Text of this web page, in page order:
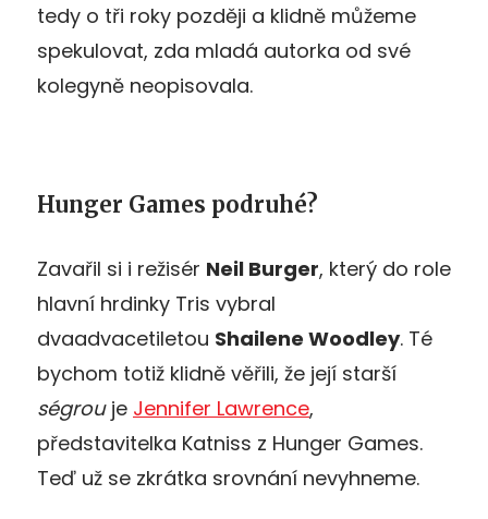
tedy o tři roky později a klidně můžeme
spekulovat, zda mladá autorka od své
kolegyně neopisovala.
Hunger Games podruhé?
Zavařil si i režisér Neil Burger, který do role
hlavní hrdinky Tris vybral
dvaadvacetiletou Shailene Woodley. Té
bychom totiž klidně věřili, že její starší
ségrouje Jennifer Lawrence,
představitelka Katniss z Hunger Games.
Teď už se zkrátka srovnání nevyhneme.